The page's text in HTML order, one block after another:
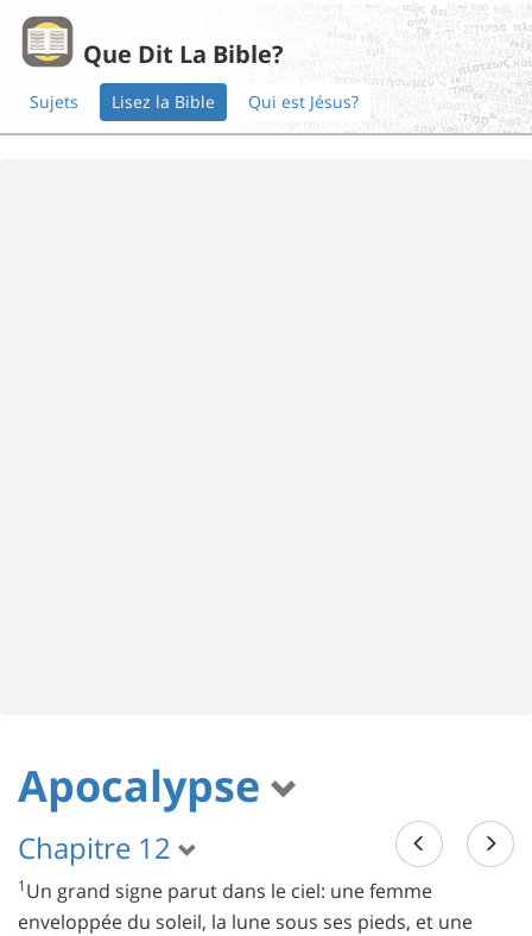
Que Dit La Bible?
Sujets Lisez la Bible Qui est Jésus?
Apocalypse
Chapitre 12
1Un grand signe parut dans le ciel: une femme
enveloppée du soleil, la lune sous ses pieds, et une